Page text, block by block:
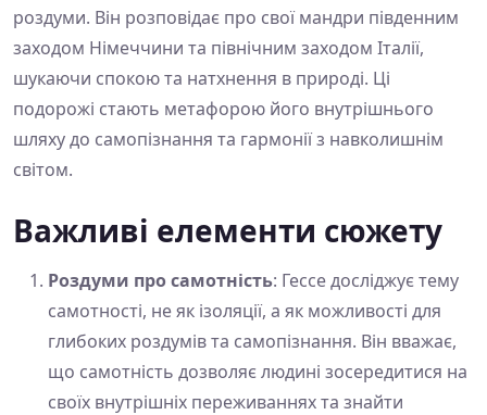
роздуми. Він розповідає про свої мандри південним
заходом Німеччини та північним заходом Італії,
шукаючи спокою та натхнення в природі. Ці
подорожі стають метафорою його внутрішнього
шляху до самопізнання та гармонії з навколишнім
світом.
Важливі елементи сюжету
Роздуми про самотність: Гессе досліджує тему
самотності, не як ізоляції, а як можливості для
глибоких роздумів та самопізнання. Він вважає,
що самотність дозволяє людині зосередитися на
своїх внутрішніх переживаннях та знайти